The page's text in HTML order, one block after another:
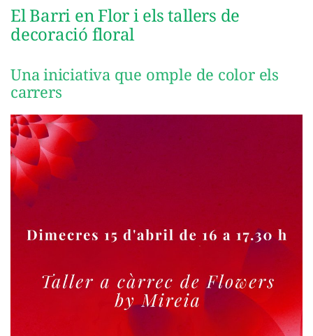
El Barri en Flor i els tallers de
decoració floral
Una iniciativa que omple de color els
carrers